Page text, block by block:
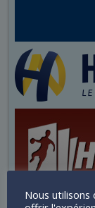
Nous utilisons